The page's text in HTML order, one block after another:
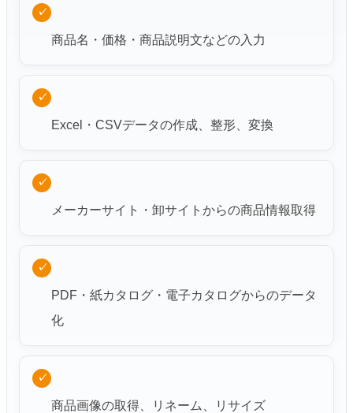
✓
商品名・価格・商品説明文などの入力
✓
Excel・CSVデータの作成、整形、変換
✓
メーカーサイト・卸サイトからの商品情報取得
✓
PDF・紙カタログ・電子カタログからのデータ
化
✓
商品画像の取得、リネーム、リサイズ